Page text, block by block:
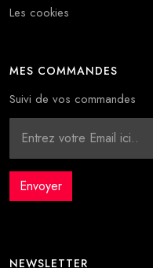
Les cookies
MES COMMANDES
Suivi de vos commandes
NEWSLETTER